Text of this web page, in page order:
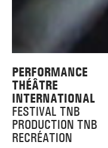
PERFORMANCE
THÉÂTRE
INTERNATIONAL
FESTIVAL TNB
PRODUCTION TNB
RECRÉATION